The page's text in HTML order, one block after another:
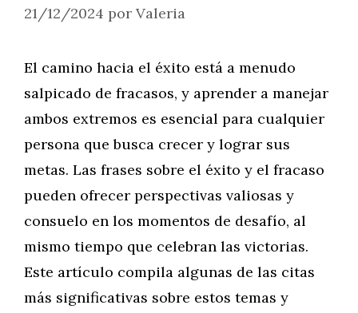
21/12/2024 por Valeria
El camino hacia el éxito está a menudo
salpicado de fracasos, y aprender a manejar
ambos extremos es esencial para cualquier
persona que busca crecer y lograr sus
metas. Las frases sobre el éxito y el fracaso
pueden ofrecer perspectivas valiosas y
consuelo en los momentos de desafío, al
mismo tiempo que celebran las victorias.
Este artículo compila algunas de las citas
más significativas sobre estos temas y